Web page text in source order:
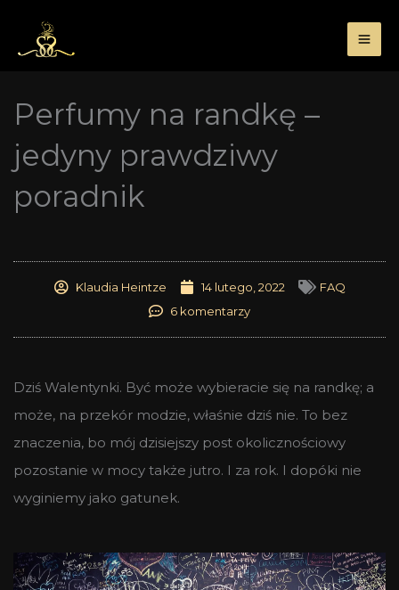
treści
Perfumy na randkę –
jedyny prawdziwy
poradnik
Klaudia Heintze 14 lutego, 2022
FAQ
6 komentarzy
Dziś Walentynki. Być może wybieracie się na randkę; a
może, na przekór modzie, właśnie dziś nie. To bez
znaczenia, bo mój dzisiejszy post okolicznościowy
pozostanie w mocy także jutro. I za rok. I dopóki nie
wyginiemy jako gatunek.